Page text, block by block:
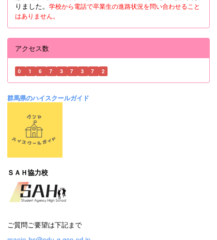
りました。 学校から電話で卒業生の進路状況を問い合わせること
はありません。
アクセス数
0 1 6 7 3 7 3 7 2
群馬県のハイスクールガイド
ＳＡＨ協力校
ご質問ご要望は下記まで